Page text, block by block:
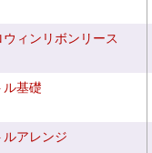
ウィンリボンリース
ル基礎
ルアレンジ